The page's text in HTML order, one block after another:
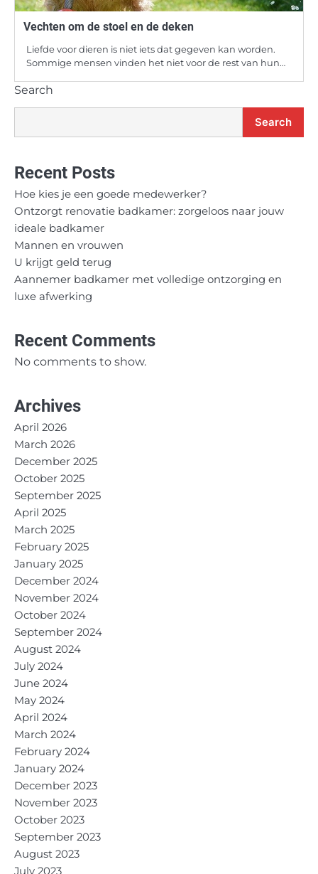
Vechten om de stoel en de deken
Liefde voor dieren is niet iets dat gegeven kan worden.
Sommige mensen vinden het niet voor de rest van hun…
Search
Search
Recent Posts
Hoe kies je een goede medewerker?
Ontzorgt renovatie badkamer: zorgeloos naar jouw
ideale badkamer
Mannen en vrouwen
U krijgt geld terug
Aannemer badkamer met volledige ontzorging en
luxe afwerking
Recent Comments
No comments to show.
Archives
April 2026
March 2026
December 2025
October 2025
September 2025
April 2025
March 2025
February 2025
January 2025
December 2024
November 2024
October 2024
September 2024
August 2024
July 2024
June 2024
May 2024
April 2024
March 2024
February 2024
January 2024
December 2023
November 2023
October 2023
September 2023
August 2023
July 2023